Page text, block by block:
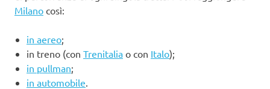
Milano così:
in aereo;
in treno (con Trenitalia o con Italo);
in pullman;
in automobile